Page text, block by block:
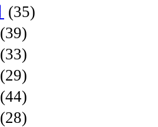
(35)
(39)
(33)
(29)
(44)
(28)